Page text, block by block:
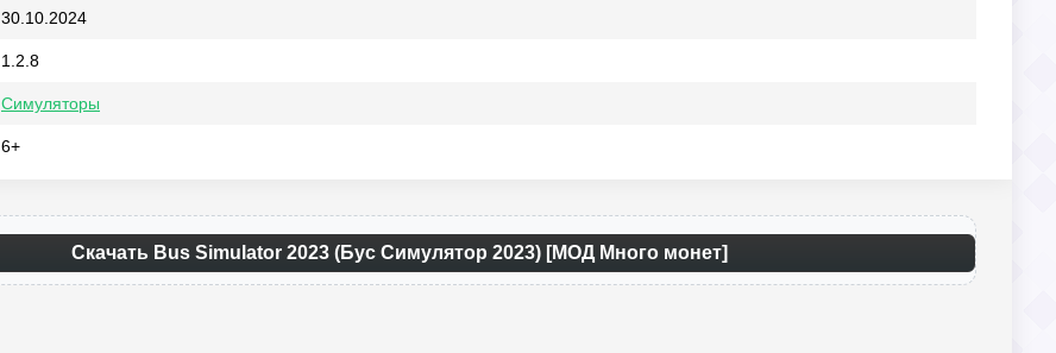
30.10.2024
1.2.8
Симуляторы
6+
Скачать Bus Simulator 2023 (Бус Симулятор 2023) [МОД Много монет]